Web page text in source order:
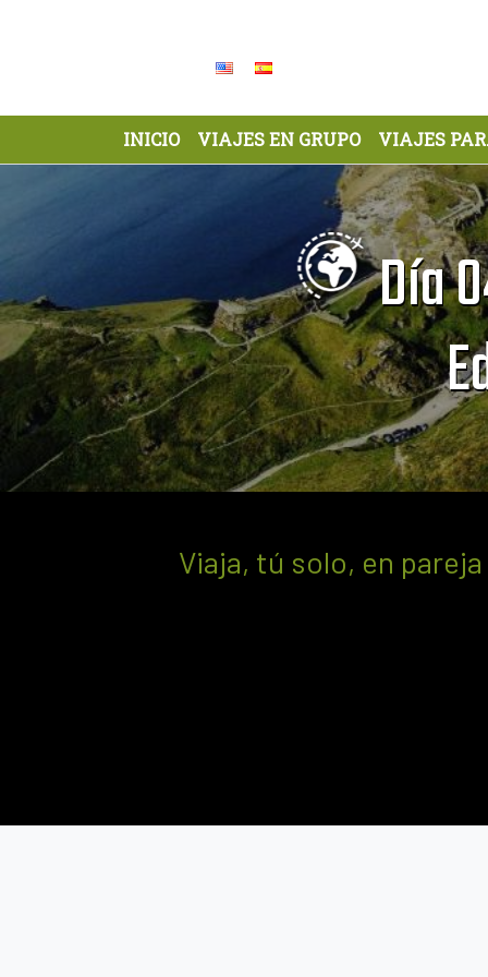
INICIO VIAJES EN GRUPO VIAJES
Día
Viaja, tú solo, en